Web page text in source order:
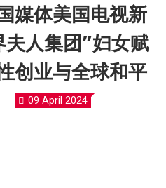
媒体美国电视新
人集团”妇女赋
创业与全球和平
09 April 2024